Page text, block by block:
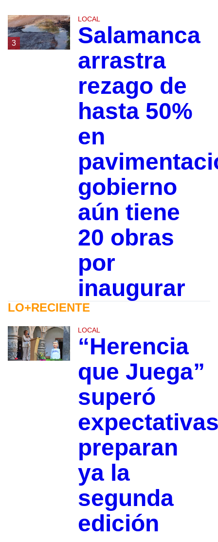
3
LOCAL
Salamanca
arrastra
rezago de
hasta 50%
en
gobierno
aún tiene
20 obras
por
inaugurar
LO+RECIENTE
LOCAL
“Herencia
que Juega”
superó
preparan
ya la
segunda
edición